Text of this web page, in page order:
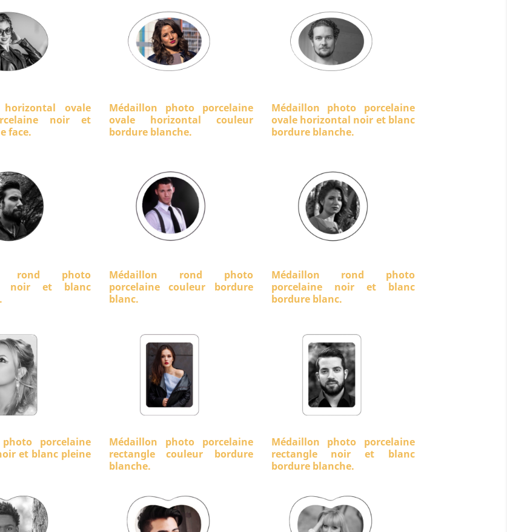
horizontal ovale
noir et
face.
Médaillon photo porcelaine
ovale horizontal couleur
bordure blanche.
Médaillon photo porcelaine
ovale horizontal noir et blanc
bordure blanche.
rond photo
noir et blanc
Médaillon rond photo
porcelaine couleur bordure
blanc.
Médaillon rond photo
porcelaine noir et blanc
bordure blanc.
porcelaine
et blanc pleine
Médaillon photo porcelaine
rectangle couleur bordure
blanche.
Médaillon photo porcelaine
rectangle noir et blanc
bordure blanche.